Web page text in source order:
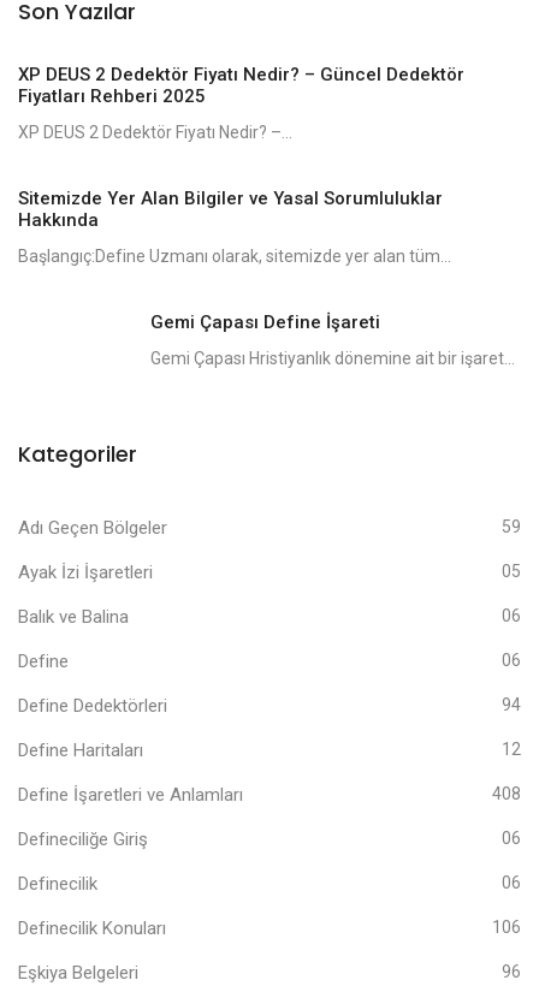
Son Yazılar
XP DEUS 2 Dedektör Fiyatı Nedir? – Güncel Dedektör
Fiyatları Rehberi 2025
XP DEUS 2 Dedektör Fiyatı Nedir? –...
Sitemizde Yer Alan Bilgiler ve Yasal Sorumluluklar
Hakkında
Başlangıç:Define Uzmanı olarak, sitemizde yer alan tüm...
Gemi Çapası Define İşareti
Gemi Çapası Hristiyanlık dönemine ait bir işaret...
Kategoriler
Adı Geçen Bölgeler 59
Ayak İzi İşaretleri 05
Balık ve Balina 06
Define 06
Define Dedektörleri 94
Define Haritaları 12
Define İşaretleri ve Anlamları 408
Defineciliğe Giriş 06
Definecilik 06
Definecilik Konuları 106
Eşkiya Belgeleri 96